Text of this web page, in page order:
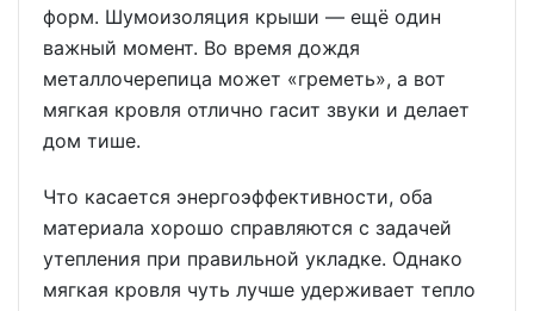
форм. Шумоизоляция крыши — ещё один
важный момент. Во время дождя
металлочерепица может «греметь», а вот
мягкая кровля отлично гасит звуки и делает
дом тише.
Что касается энергоэффективности, оба
материала хорошо справляются с задачей
утепления при правильной укладке. Однако
мягкая кровля чуть лучше удерживает тепло